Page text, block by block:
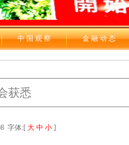
中 国 观 察 金 融 动 态
获悉
字体:[ 大 中 小 ]